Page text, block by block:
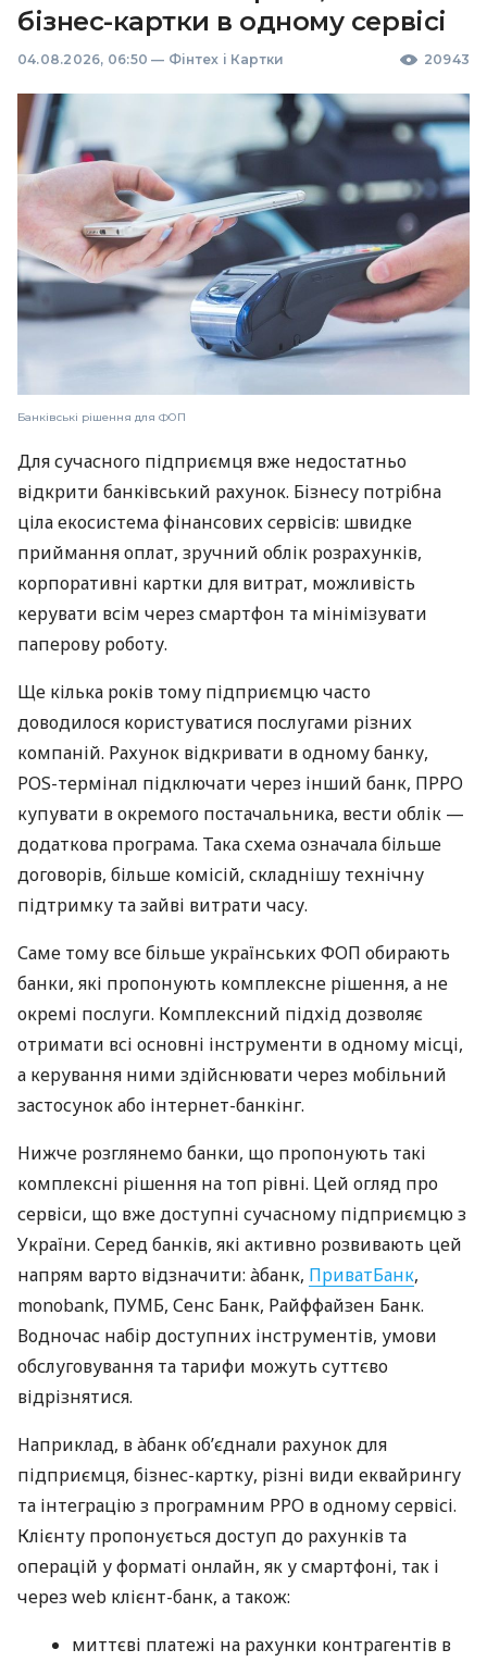
бізнес-картки в одному сервісі
04.08.2026, 06:50 — Фінтех і Картки 20943
Банківські рішення для ФОП
Для сучасного підприємця вже недостатньо
відкрити банківський рахунок. Бізнесу потрібна
ціла екосистема фінансових сервісів: швидке
приймання оплат, зручний облік розрахунків,
корпоративні картки для витрат, можливість
керувати всім через смартфон та мінімізувати
паперову роботу.
Ще кілька років тому підприємцю часто
доводилося користуватися послугами різних
компаній. Рахунок відкривати в одному банку,
POS-термінал підключати через інший банк, ПРРО
купувати в окремого постачальника, вести облік —
додаткова програма. Така схема означала більше
договорів, більше комісій, складнішу технічну
підтримку та зайві витрати часу.
Саме тому все більше українських ФОП обирають
банки, які пропонують комплексне рішення, а не
окремі послуги. Комплексний підхід дозволяє
отримати всі основні інструменти в одному місці,
а керування ними здійснювати через мобільний
застосунок або інтернет-банкінг.
Нижче розглянемо банки, що пропонують такі
комплексні рішення на топ рівні. Цей огляд про
сервіси, що вже доступні сучасному підприємцю з
України. Серед банків, які активно розвивають цей
напрям варто відзначити: àбанк, ПриватБанк,
monobank, ПУМБ, Сенс Банк, Райффайзен Банк.
Водночас набір доступних інструментів, умови
обслуговування та тарифи можуть суттєво
відрізнятися.
Наприклад, в àбанк об’єднали рахунок для
підприємця, бізнес-картку, різні види еквайрингу
та інтеграцію з програмним РРО в одному сервісі.
Клієнту пропонується доступ до рахунків та
операцій у форматі онлайн, як у смартфоні, так і
через web клієнт-банк, а також:
миттєві платежі на рахунки контрагентів в